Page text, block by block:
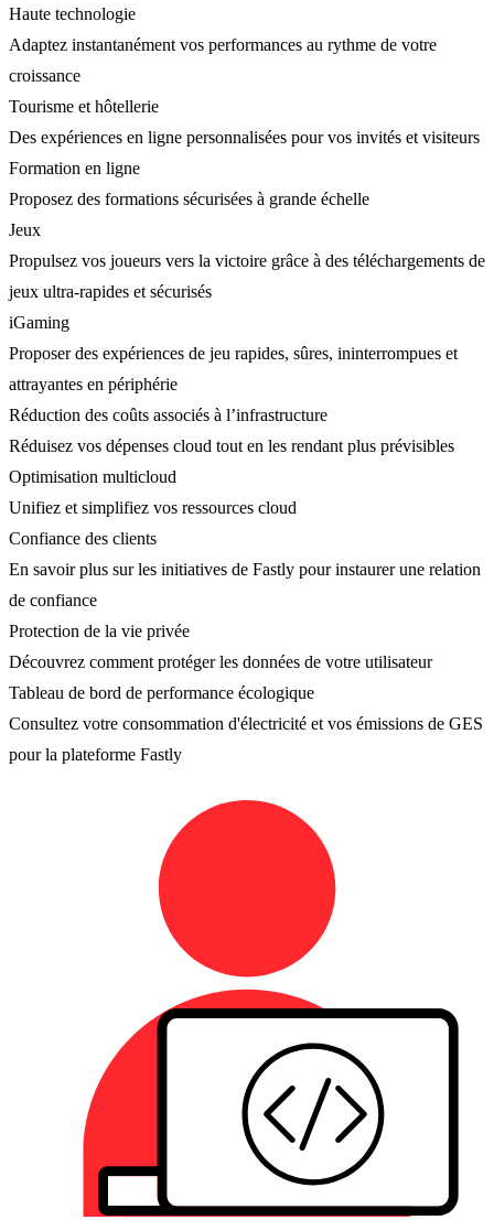
Haute technologie
Adaptez instantanément vos performances au rythme de votre
croissance
Tourisme et hôtellerie
Des expériences en ligne personnalisées pour vos invités et visiteurs
Formation en ligne
Proposez des formations sécurisées à grande échelle
Jeux
Propulsez vos joueurs vers la victoire grâce à des téléchargements de
jeux ultra-rapides et sécurisés
iGaming
Proposer des expériences de jeu rapides, sûres, ininterrompues et
attrayantes en périphérie
Réduction des coûts associés à l’infrastructure
Réduisez vos dépenses cloud tout en les rendant plus prévisibles
Optimisation multicloud
Unifiez et simplifiez vos ressources cloud
Confiance des clients
En savoir plus sur les initiatives de Fastly pour instaurer une relation
de confiance
Protection de la vie privée
Découvrez comment protéger les données de votre utilisateur
Tableau de bord de performance écologique
Consultez votre consommation d'électricité et vos émissions de GES
pour la plateforme Fastly